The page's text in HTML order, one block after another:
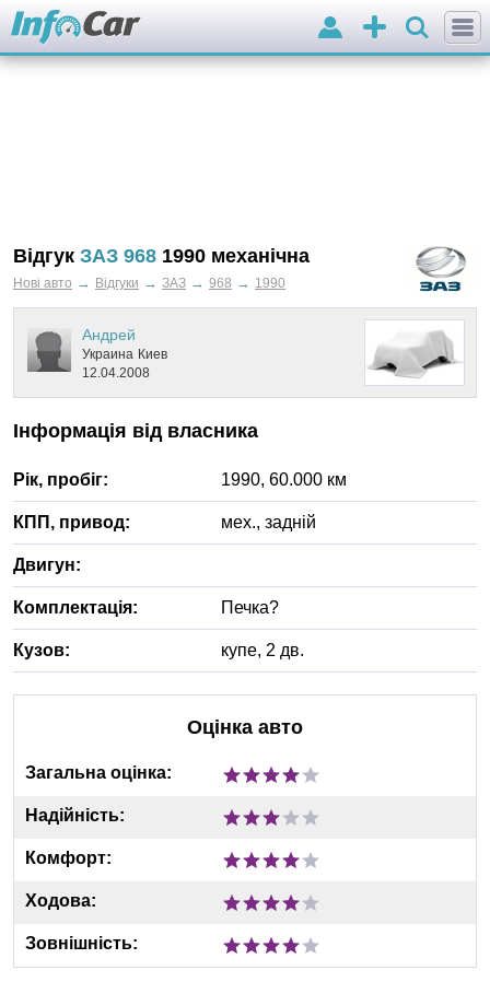
Додати
оголошення
Вхід
Відгук ЗАЗ 968 1990 механічна
Нові авто → Відгуки → ЗАЗ → 968 → 1990
Андрей
Украина Киев
12.04.2008
Інформація від власника
Рік, пробіг: 1990, 60.000 км
КПП, привод: мех., задній
Двигун:
Комплектація: Печка?
Кузов: купе, 2 дв.
Оцінка авто
Загальна оцінка:
Надійність:
Комфорт:
Ходова:
Зовнішність: